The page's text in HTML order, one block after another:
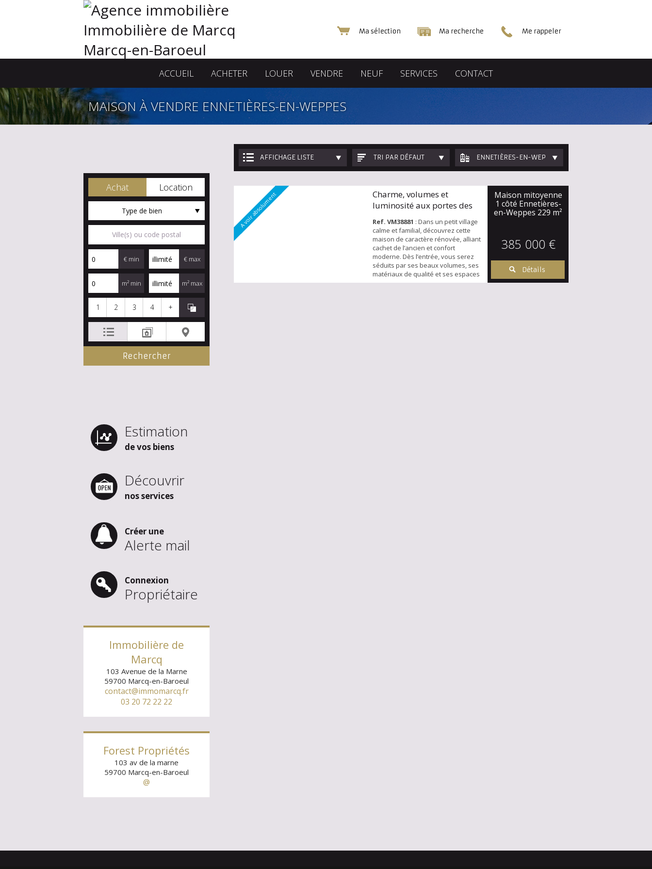
Me rappeler
Ma recherche
Ma sélection
ACCUEIL ACHETER LOUER VENDRE NEUF SERVICES CONTACT
MAISON À VENDRE ENNETIÈRES-EN-WEPPES
Achat Location
Type de bien
€ min € max
m² min m² max
1 2 3 4 +
Estimation
de vos biens
Découvrir
nos services
Créer une
Alerte mail
Connexion
Propriétaire
Immobilière de
Marcq
103 Avenue de la Marne
59700 Marcq-en-Baroeul
contact@immomarcq.fr
03 20 72 22 22
Forest Propriétés
103 av de la marne
59700 Marcq-en-Baroeul
@
AFFICHAGE LISTE TRI PAR DÉFAUT ENNETIÈRES-EN-WEPPES
A voir absolument
Charme, volumes et
luminosité aux portes des
Weppes !
Ref. VM38881 : Dans un petit village
calme et familial, découvrez cette
maison de caractère rénovée, alliant
cachet de l’ancien et confort
moderne. Dès l’entrée, vous serez
séduits par ses beaux volumes, ses
matériaux de qualité et ses espaces
de vie généreux. Le rez-de-
Maison mitoyenne
1 côté Ennetières-
en-Weppes 229 m²
385 000 €
Détails